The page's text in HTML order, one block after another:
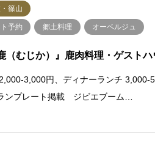
篠山
予約 郷土料理 オーベルジュ
（むじか）』鹿肉料理・ゲストハ
3,000円、ディナーランチ 3,000-
ンプレート掲載 ジビエブーム…